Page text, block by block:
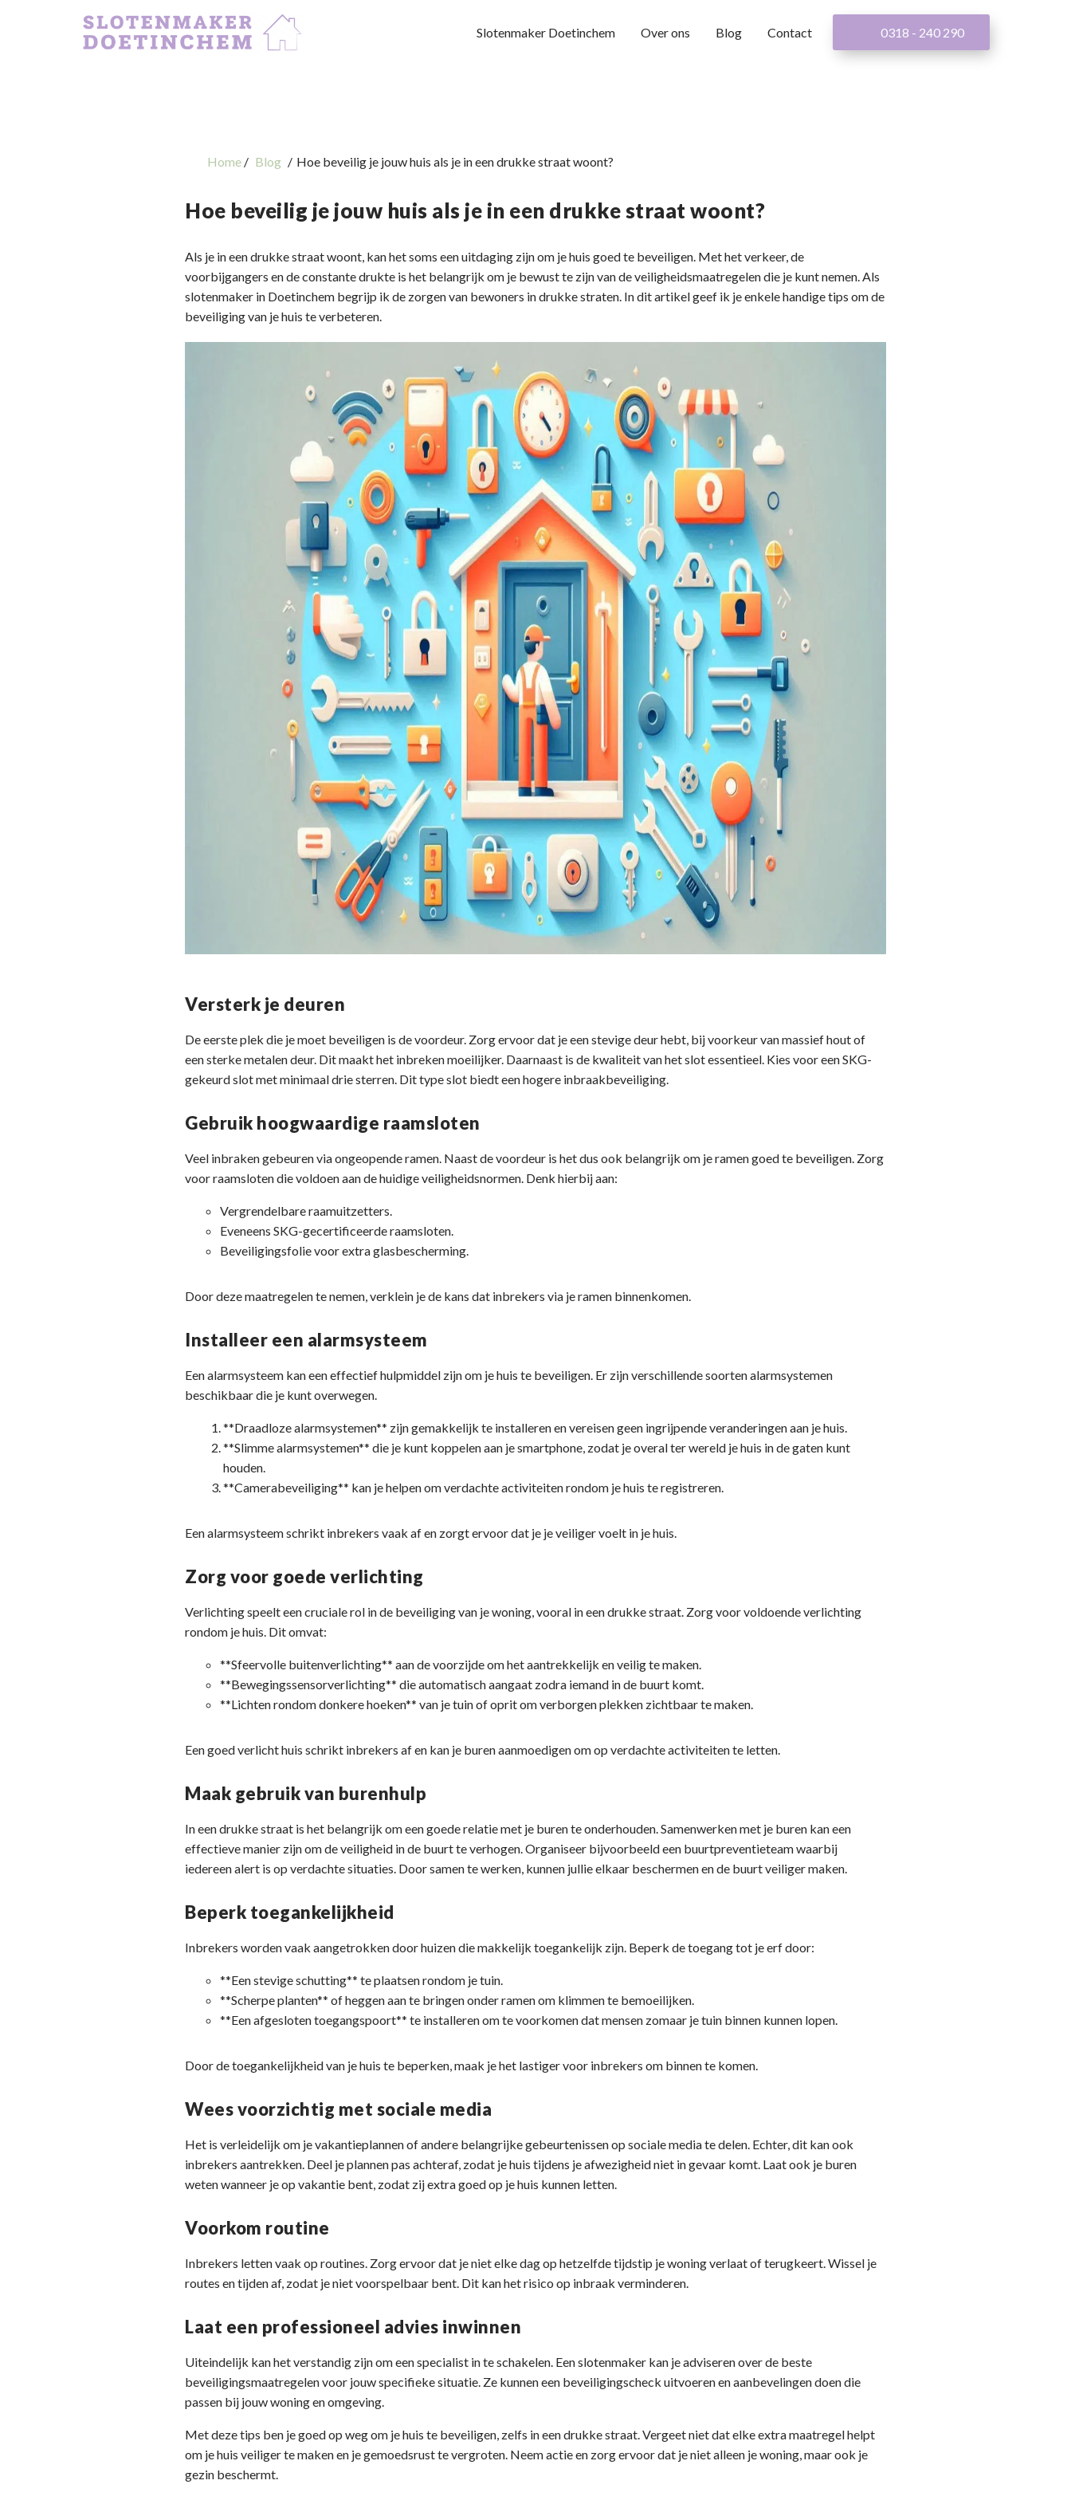
Slotenmaker Doetinchem Over ons Blog Contact 0318 - 240 290
Home Blog Hoe beveilig je jouw huis als je in een drukke straat woont?
Hoe beveilig je jouw huis als je in een drukke straat woont?
Als je in een drukke straat woont, kan het soms een uitdaging zijn om je huis goed te beveiligen. Met het verkeer, de
voorbijgangers en de constante drukte is het belangrijk om je bewust te zijn van de veiligheidsmaatregelen die je kunt nemen. Als
slotenmaker in Doetinchem begrijp ik de zorgen van bewoners in drukke straten. In dit artikel geef ik je enkele handige tips om de
beveiliging van je huis te verbeteren.
Versterk je deuren
De eerste plek die je moet beveiligen is de voordeur. Zorg ervoor dat je een stevige deur hebt, bij voorkeur van massief hout of
een sterke metalen deur. Dit maakt het inbreken moeilijker. Daarnaast is de kwaliteit van het slot essentieel. Kies voor een SKG-
gekeurd slot met minimaal drie sterren. Dit type slot biedt een hogere inbraakbeveiliging.
Gebruik hoogwaardige raamsloten
Veel inbraken gebeuren via ongeopende ramen. Naast de voordeur is het dus ook belangrijk om je ramen goed te beveiligen. Zorg
voor raamsloten die voldoen aan de huidige veiligheidsnormen. Denk hierbij aan:
Vergrendelbare raamuitzetters.
Eveneens SKG-gecertificeerde raamsloten.
Beveiligingsfolie voor extra glasbescherming.
Door deze maatregelen te nemen, verklein je de kans dat inbrekers via je ramen binnenkomen.
Installeer een alarmsysteem
Een alarmsysteem kan een effectief hulpmiddel zijn om je huis te beveiligen. Er zijn verschillende soorten alarmsystemen
beschikbaar die je kunt overwegen.
**Draadloze alarmsystemen** zijn gemakkelijk te installeren en vereisen geen ingrijpende veranderingen aan je huis.
**Slimme alarmsystemen** die je kunt koppelen aan je smartphone, zodat je overal ter wereld je huis in de gaten kunt
houden.
**Camerabeveiliging** kan je helpen om verdachte activiteiten rondom je huis te registreren.
Een alarmsysteem schrikt inbrekers vaak af en zorgt ervoor dat je je veiliger voelt in je huis.
Zorg voor goede verlichting
Verlichting speelt een cruciale rol in de beveiliging van je woning, vooral in een drukke straat. Zorg voor voldoende verlichting
rondom je huis. Dit omvat:
**Sfeervolle buitenverlichting** aan de voorzijde om het aantrekkelijk en veilig te maken.
**Bewegingssensorverlichting** die automatisch aangaat zodra iemand in de buurt komt.
**Lichten rondom donkere hoeken** van je tuin of oprit om verborgen plekken zichtbaar te maken.
Een goed verlicht huis schrikt inbrekers af en kan je buren aanmoedigen om op verdachte activiteiten te letten.
Maak gebruik van burenhulp
In een drukke straat is het belangrijk om een goede relatie met je buren te onderhouden. Samenwerken met je buren kan een
effectieve manier zijn om de veiligheid in de buurt te verhogen. Organiseer bijvoorbeeld een buurtpreventieteam waarbij
iedereen alert is op verdachte situaties. Door samen te werken, kunnen jullie elkaar beschermen en de buurt veiliger maken.
Beperk toegankelijkheid
Inbrekers worden vaak aangetrokken door huizen die makkelijk toegankelijk zijn. Beperk de toegang tot je erf door:
**Een stevige schutting** te plaatsen rondom je tuin.
**Scherpe planten** of heggen aan te bringen onder ramen om klimmen te bemoeilijken.
**Een afgesloten toegangspoort** te installeren om te voorkomen dat mensen zomaar je tuin binnen kunnen lopen.
Door de toegankelijkheid van je huis te beperken, maak je het lastiger voor inbrekers om binnen te komen.
Wees voorzichtig met sociale media
Het is verleidelijk om je vakantieplannen of andere belangrijke gebeurtenissen op sociale media te delen. Echter, dit kan ook
inbrekers aantrekken. Deel je plannen pas achteraf, zodat je huis tijdens je afwezigheid niet in gevaar komt. Laat ook je buren
weten wanneer je op vakantie bent, zodat zij extra goed op je huis kunnen letten.
Voorkom routine
Inbrekers letten vaak op routines. Zorg ervoor dat je niet elke dag op hetzelfde tijdstip je woning verlaat of terugkeert. Wissel je
routes en tijden af, zodat je niet voorspelbaar bent. Dit kan het risico op inbraak verminderen.
Laat een professioneel advies inwinnen
Uiteindelijk kan het verstandig zijn om een specialist in te schakelen. Een slotenmaker kan je adviseren over de beste
beveiligingsmaatregelen voor jouw specifieke situatie. Ze kunnen een beveiligingscheck uitvoeren en aanbevelingen doen die
passen bij jouw woning en omgeving.
Met deze tips ben je goed op weg om je huis te beveiligen, zelfs in een drukke straat. Vergeet niet dat elke extra maatregel helpt
om je huis veiliger te maken en je gemoedsrust te vergroten. Neem actie en zorg ervoor dat je niet alleen je woning, maar ook je
gezin beschermt.